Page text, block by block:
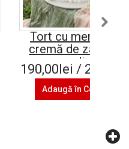
Tort cu mere și
cremă de zahăr
caramelizat
190,00lei / 2.4 kg
Adaugă în Coş